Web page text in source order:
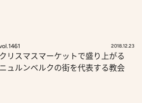
2018.12.23
クリスマスマーケットで盛り上がる
ニュルンベルクの街を代表する教会